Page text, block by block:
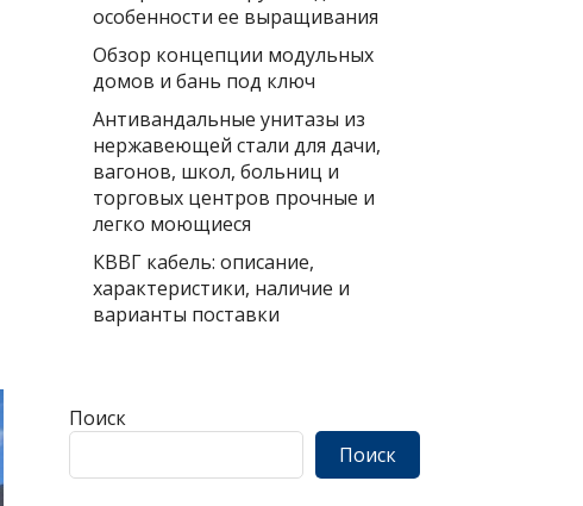
особенности ее выращивания
Обзор концепции модульных
домов и бань под ключ
Антивандальные унитазы из
нержавеющей стали для дачи,
вагонов, школ, больниц и
торговых центров прочные и
легко моющиеся
КВВГ кабель: описание,
характеристики, наличие и
варианты поставки
Поиск
Поиск